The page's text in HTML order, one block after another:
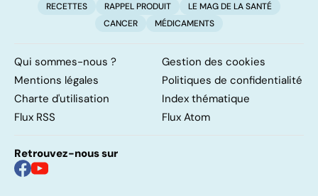
RECETTES RAPPEL PRODUIT
LE MAG DE LA SANTÉ
CANCER
MÉDICAMENTS
Qui sommes-nous ?
Gestion des cookies
Mentions légales
Politiques de confidentialité
Charte d'utilisation
Index thématique
Flux RSS
Flux Atom
Retrouvez-nous sur